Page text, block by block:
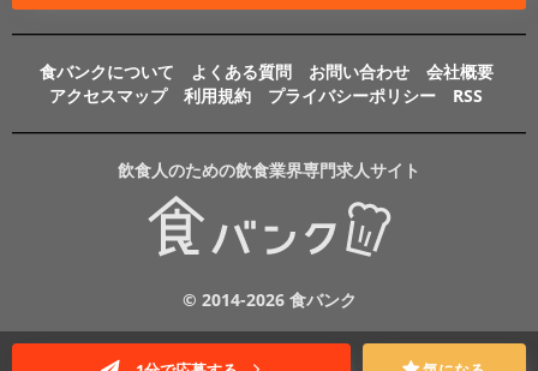
食バンクについて よくある質問 お問い合わせ
会社概要
アクセスマップ
利用規約 プライバシーポリシー RSS
飲食人のための飲食業界専門求人サイト
© 2014-2026 食バンク